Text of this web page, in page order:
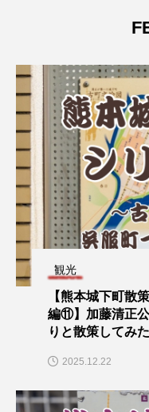
観光
【熊本城下町散
編⑪】加藤清正
りと散策してみた
2025.12.22